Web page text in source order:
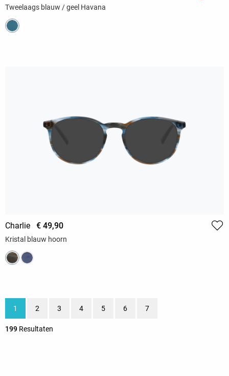
Tweelaags blauw / geel Havana
Charlie € 49,90
Kristal blauw hoorn
199 Resultaten
1 2 3 4 5 6 7